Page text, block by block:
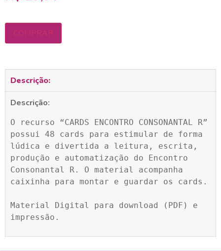
COMPRAR
Descrição:
Descrição:
O recurso “CARDS ENCONTRO CONSONANTAL R”
possui 48 cards para estimular de forma
lúdica e divertida a leitura, escrita,
produção e automatização do Encontro
Consonantal R. O material acompanha
caixinha para montar e guardar os cards.
Material Digital para download (PDF) e
impressão.